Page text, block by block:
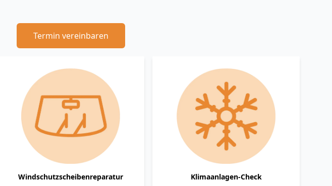
Termin vereinbaren
Windschutzscheibenreparatur Klimaanlagen-Check